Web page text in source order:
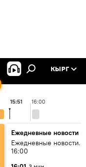
КЫРГ
16:00
15:51
Ежедневные новости
Ежедневные новости.
16:00